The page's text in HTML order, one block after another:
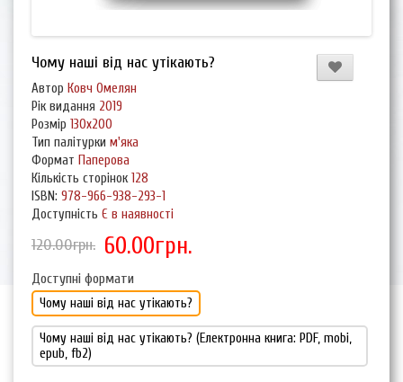
Чому наші від нас утікають?
Автор Ковч Омелян
Рік видання 2019
Розмір 130х200
Тип палітурки м'яка
Формат Паперова
Кількість сторінок 128
ISBN: 978-966-938-293-1
Доступність Є в наявності
120.00грн. 60.00грн.
Доступні формати
Чому наші від нас утікають?
Чому наші від нас утікають? (Електронна книга: PDF, mobi,
epub, fb2)